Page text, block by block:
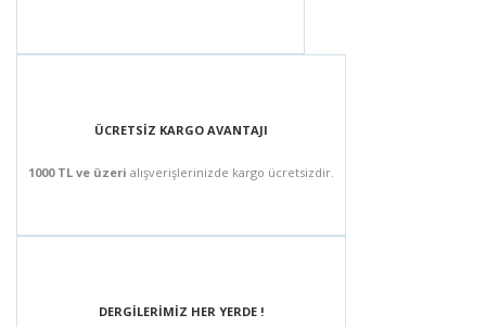
ÜCRETSİZ KARGO AVANTAJI
1000 TL ve üzeri alışverişlerinizde kargo ücretsizdir.
DERGİLERİMİZ HER YERDE !